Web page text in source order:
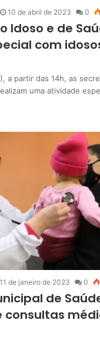
10 de abril de 2023 0
Idoso e de
com
a partir das 14h, as
uma atividade
11 de janeiro de 2023 0
de
consultas